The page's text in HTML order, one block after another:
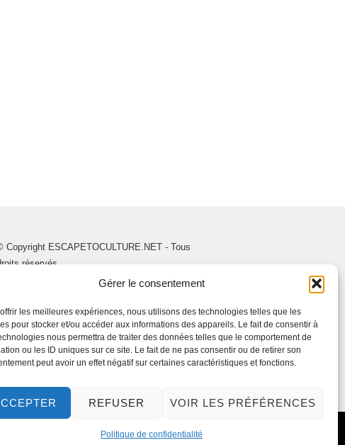
Gérer le consentement
les meilleures expériences, nous utilisons des technologies telles que les
pour stocker et/ou accéder aux informations des appareils. Le fait de consentir à
nous permettra de traiter des données telles que le comportement de
ou les ID uniques sur ce site. Le fait de ne pas consentir ou de retirer son
peut avoir un effet négatif sur certaines caractéristiques et fonctions.
REFUSER VOIR LES PRÉFÉRENCES
Politique de confidentialité
Copyright ESCAPETOCULTURE.NET - Tous
réservés.
WOLFORG .